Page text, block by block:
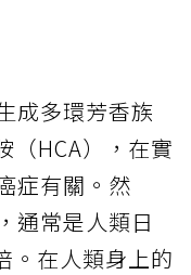
成多環芳香族
（HCA），在實
症有關。然
通常是人類日
。在人類身上的